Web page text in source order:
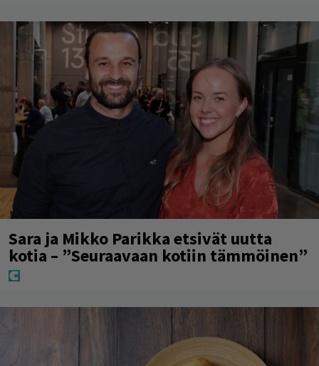
Sara ja Mikko Parikka etsivät uutta
kotia – ”Seuraavaan kotiin tämmöinen”